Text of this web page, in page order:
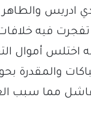
ادريس
فيه
اختلس أموال
مما سبب